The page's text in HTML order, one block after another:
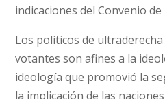
indicaciones del Convenio de
Los políticos de
votantes son afines a la
ideología que promovió la
la implicación de las